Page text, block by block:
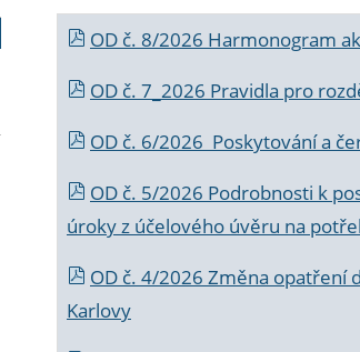
OD č. 8/2026 Harmonogram
OD č. 7_2026 Pravidla pro
OD č. 6/2026 Poskytování a
OD č. 5/2026 Podrobnosti k
úroky z účelového úvěru na
OD č. 4/2026 Změna opatření
Karlovy